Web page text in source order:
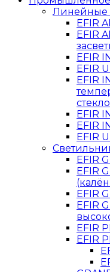
Линейные
EFIR
EFIR
EFIR
EFIR
EFIR
EFIR
EFIR
EFIR
EFIR
EFIR
EFIR
EFIR
EFIR
EFIR